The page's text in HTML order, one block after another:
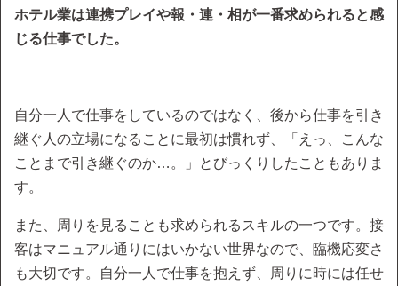
ホテル業は連携プレイや報・連・相が一番求められると感
じる仕事でした。
自分一人で仕事をしているのではなく、後から仕事を引き
継ぐ人の立場になることに最初は慣れず、「えっ、こんな
ことまで引き継ぐのか…。」とびっくりしたこともありま
す。
また、周りを見ることも求められるスキルの一つです。接
客はマニュアル通りにはいかない世界なので、臨機応変さ
も大切です。自分一人で仕事を抱えず、周りに時には任せ